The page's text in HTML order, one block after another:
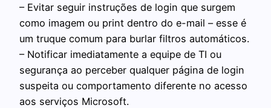
– Evitar seguir instruções de login que surgem
como imagem ou print dentro do e-mail – esse é
um truque comum para burlar filtros automáticos.
– Notificar imediatamente a equipe de TI ou
segurança ao perceber qualquer página de login
suspeita ou comportamento diferente no acesso
aos serviços Microsoft.